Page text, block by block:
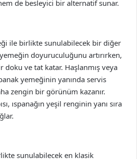
de besleyici bir alternatif sunar.
ile birlikte sunulabilecek bir diğer
doyuruculuğunu artırırken,
doku ve tat katar. Haşlanmış veya
yemeğinin yanında servis
zengin bir görünüm kazanır.
ıspanağın yeşil renginin yanı sıra
sunulabilecek en klasik